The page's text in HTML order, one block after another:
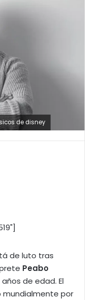
de disney
de luto tras
Peabo
de edad. El
mundialmente por